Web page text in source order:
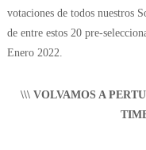
votaciones de todos nuestros
de entre estos 20 pre-
Enero 2022.
\\\ VOLVAMOS A